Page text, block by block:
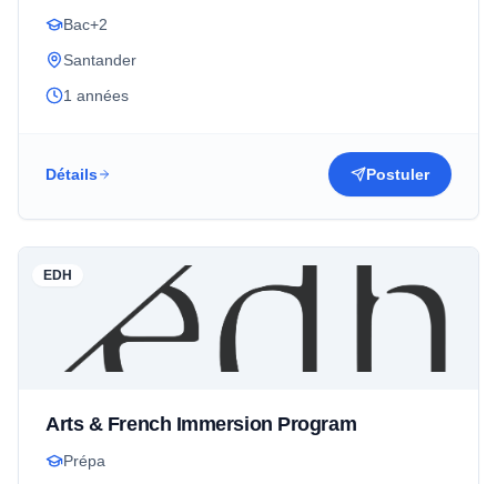
Bac+2
Santander
1 années
Détails Postuler
EDH
Arts & French Immersion Program
Prépa